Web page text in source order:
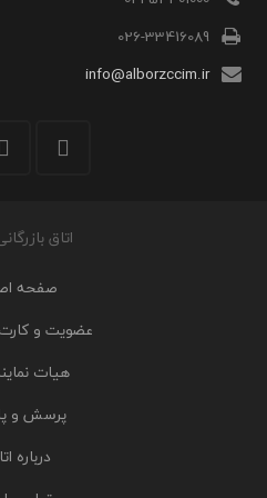
026-33416089
info@alborzccim.ir
اتاق
صفحه
عضویت و کارت
هیات
پرسش و
درباره